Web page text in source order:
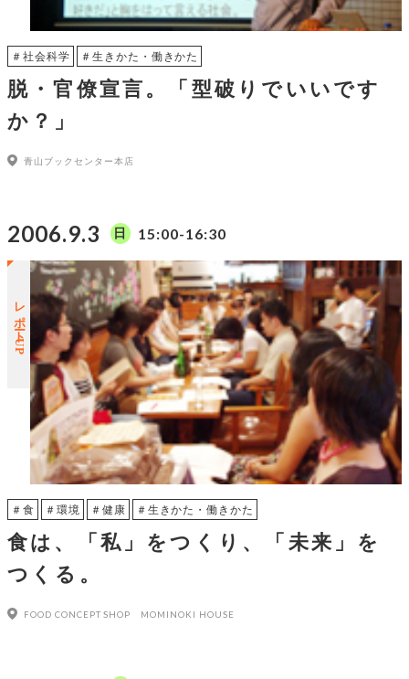
＃社会科学 ＃生きかた・働きかた
脱・官僚宣言。「型破りでいいです
か？」
青山ブックセンター本店
2006.9.3 日 15:00-16:30
レポートUP
＃食 ＃環境 ＃健康 ＃生きかた・働きかた
食は、「私」をつくり、「未来」を
つくる。
FOOD CONCEPT SHOP MOMINOKI HOUSE